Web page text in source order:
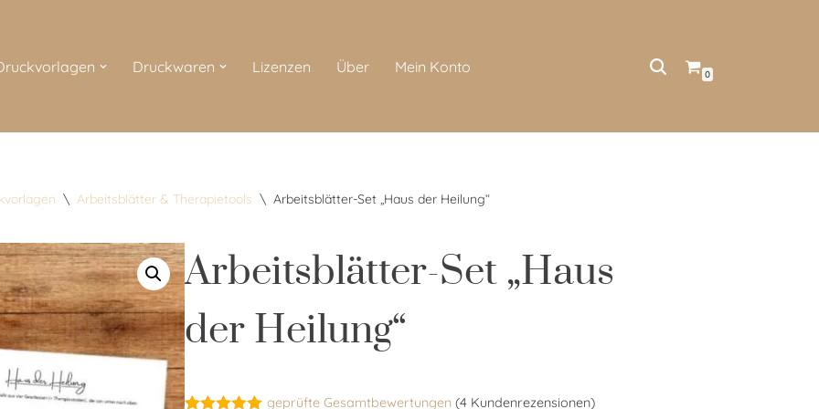
Druckwaren Lizenzen Über Mein Konto 0
\ Arbeitsblätter & Therapietools \ Arbeitsblätter-Set „Haus der Heilung“
Arbeitsblätter-Set „Haus
der Heilung“
geprüfte Gesamtbewertungen (4 Kundenrezensionen)